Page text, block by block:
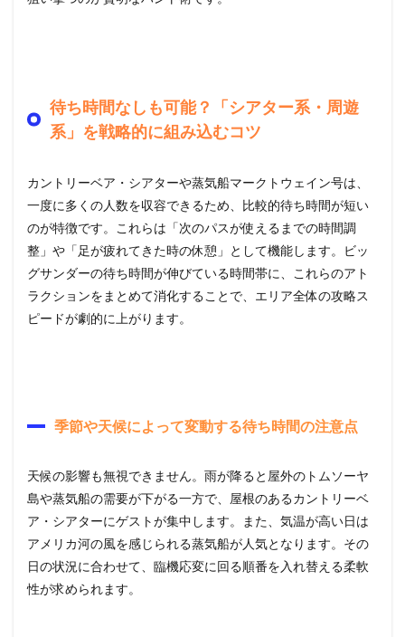
待ち時間なしも可能？「シアター系・周遊
系」を戦略的に組み込むコツ
カントリーベア・シアターや蒸気船マークトウェイン号は、
一度に多くの人数を収容できるため、比較的待ち時間が短い
のが特徴です。これらは「次のパスが使えるまでの時間調
整」や「足が疲れてきた時の休憩」として機能します。ビッ
グサンダーの待ち時間が伸びている時間帯に、これらのアト
ラクションをまとめて消化することで、エリア全体の攻略ス
ピードが劇的に上がります。
季節や天候によって変動する待ち時間の注意点
天候の影響も無視できません。雨が降ると屋外のトムソーヤ
島や蒸気船の需要が下がる一方で、屋根のあるカントリーベ
ア・シアターにゲストが集中します。また、気温が高い日は
アメリカ河の風を感じられる蒸気船が人気となります。その
日の状況に合わせて、臨機応変に回る順番を入れ替える柔軟
性が求められます。